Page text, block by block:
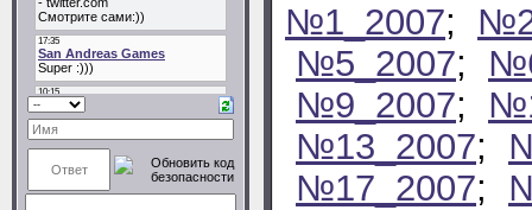
№1_2007;
№5_2007;
№9_2007;
№13_2007;
№17_2007;